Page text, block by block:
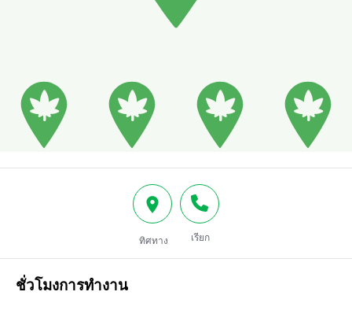
ทิศทาง เรียก
ชั่วโมงการทำงาน